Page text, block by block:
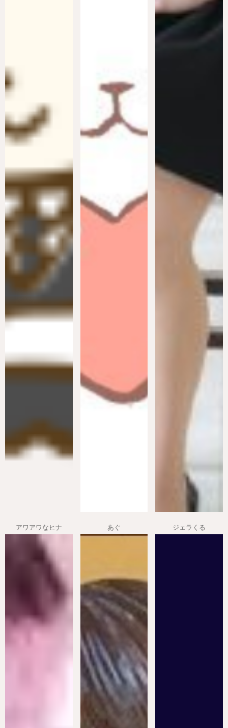
アワアワなヒナ あぐ ジェラくる